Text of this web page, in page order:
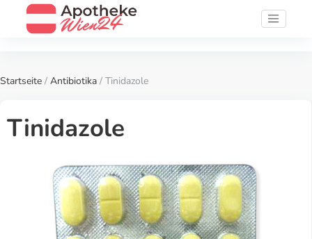
Startseite / Antibiotika / Tinidazole
Tinidazole